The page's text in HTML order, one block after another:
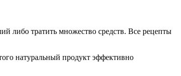
либо тратить множество средств. Все рецепты
натуральный продукт эффективно